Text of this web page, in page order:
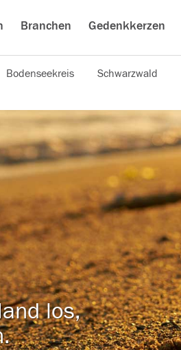
Branchen Gedenkkerzen
Bodenseekreis Schwarzwald
los,